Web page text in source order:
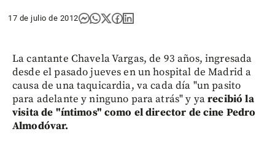
17 de julio de 2012
La cantante Chavela Vargas, de 93 años, ingresada
desde el pasado jueves en un hospital de Madrid a
causa de una taquicardia, va cada día "un pasito
para adelante y ninguno para atrás" y yarecibió la
visita de "íntimos" como el director de cine Pedro
Almodóvar.